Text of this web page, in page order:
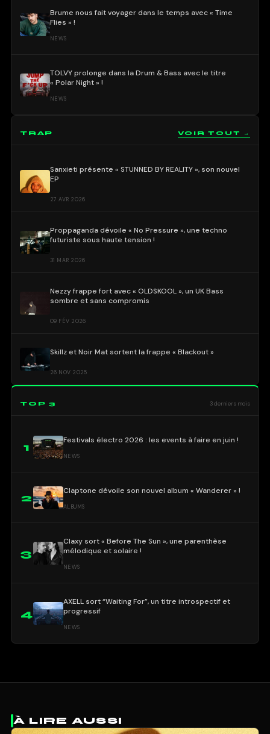
Brume nous fait voyager dans le temps avec « Time
Flies » !
NEWS
TOLVY prolonge dans la Drum & Bass avec le titre
« Polar Night » !
NEWS
TRAP VOIR TOUT →
Sanxieti présente « STUNNED BY REALITY », son nouvel
EP
27 AVR 2026
Proppaganda dévoile « No Pressure », une techno
futuriste sous haute tension !
31 MAR 2026
Nezzy frappe fort avec « OLDSKOOL », un UK Bass
sombre et sans compromis
09 FÉV 2026
Skillz et Noir Mat sortent la frappe « Blackout »
26 NOV 2025
TOP 3 3 derniers mois
1
Festivals électro 2026 : les events à faire en juin !
NEWS
2
Claptone dévoile son nouvel album « Wanderer » !
ALBUMS
3
Claxy sort « Before The Sun », une parenthèse
mélodique et solaire !
NEWS
4
AXELL sort “Waiting For”, un titre introspectif et
progressif
NEWS
À LIRE AUSSI